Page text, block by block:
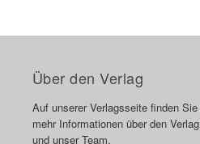
Über den Verlag
Auf unserer Verlagsseite finden Sie
mehr Informationen über den Verlag
und unser Team.